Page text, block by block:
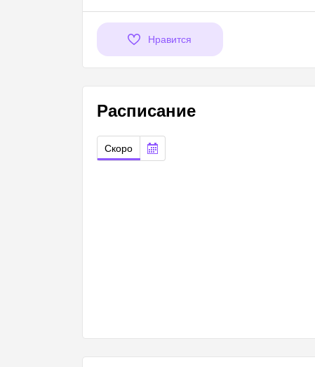
Нравится
Расписание
Скоро